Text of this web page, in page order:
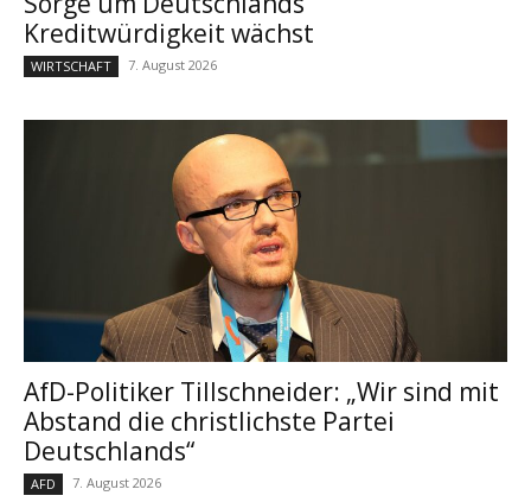
Kreditwürdigkeit wächst
WIRTSCHAFT 7. August 2026
AfD-Politiker Tillschneider: „Wir sind mit
Abstand die christlichste Partei
Deutschlands“
AFD 7. August 2026